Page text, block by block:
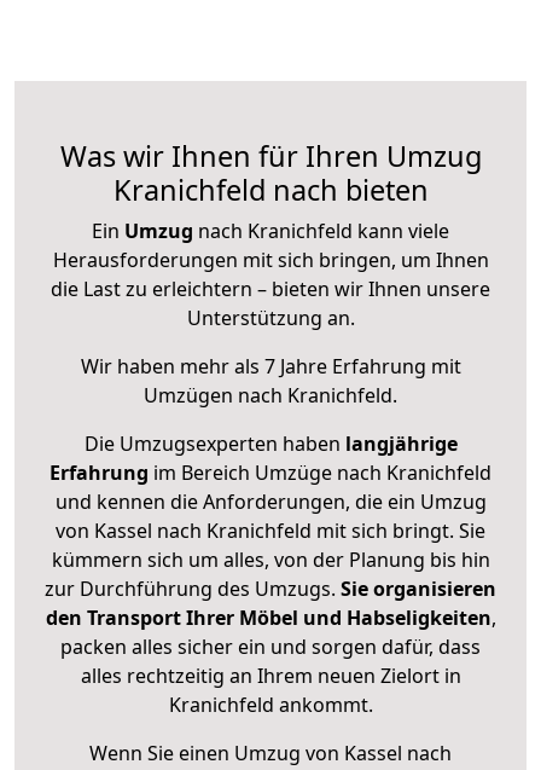
Was wir Ihnen für Ihren Umzug
Kranichfeld nach bieten
Ein Umzug nach Kranichfeld kann viele
Herausforderungen mit sich bringen, um Ihnen
die Last zu erleichtern – bieten wir Ihnen unsere
Unterstützung an.
Wir haben mehr als 7 Jahre Erfahrung mit
Umzügen nach Kranichfeld.
Die Umzugsexperten haben langjährige
Erfahrung im Bereich Umzüge nach Kranichfeld
und kennen die Anforderungen, die ein Umzug
von Kassel nach Kranichfeld mit sich bringt. Sie
kümmern sich um alles, von der Planung bis hin
zur Durchführung des Umzugs. Sie organisieren
den Transport Ihrer Möbel und Habseligkeiten,
packen alles sicher ein und sorgen dafür, dass
alles rechtzeitig an Ihrem neuen Zielort in
Kranichfeld ankommt.
Wenn Sie einen Umzug von Kassel nach